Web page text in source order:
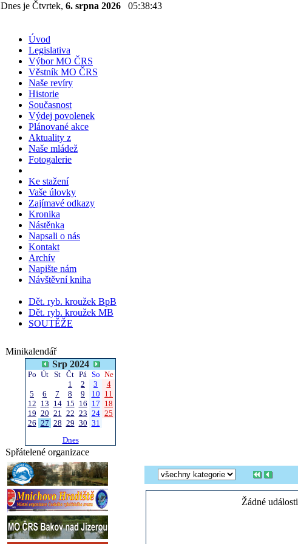
Dnes je Čtvrtek, 6. srpna 2026 05:38:44
Úvod
Legislativa
Výbor MO ČRS
Věstník MO ČRS
Naše revíry
Historie
Současnost
Výdej povolenek
Plánované akce
Aktuality z
Naše mládež
Fotogalerie
Ke stažení
Vaše úlovky
Zajímavé odkazy
Kronika
Nástěnka
Napsali o nás
Kontakt
Archív
Napište nám
Návštěvní kniha
Dět. ryb. kroužek BpB
Dět. ryb. kroužek MB
SOUTĚŽE
Minikalendář
Srp 2024
Po Út St Čt Pá So Ne
1
2 3
4
5
6 7 8 9 10 11
12 13 14 15 16 17 18
19 20 21 22 23 24 25
26 27 28 29 30 31
Dnes
Spřátelené organizace
Žádné události